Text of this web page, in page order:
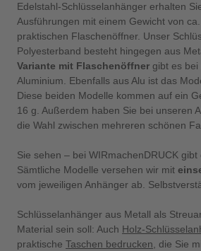
Edelstahl-Schlüsselanhänger erhalten
Ausführungen mit einem Gewicht von
praktischen Flaschenöffner. Unser
Polyesterband besteht hingegen aus
Variante mit Flaschenöffner gibt es bei
Aluminium. Ebenfalls aus Alu ist das
Diese beiden Modelle kommen auf ein
16 g. Außerdem haben Sie bei unseren
die Wahl zwischen mehreren schönen
Sie sehen – bei WIRmachenDRUCK
Sämtliche Modelle versehen wir mit
vom jeweiligen Anhänger ab.
Schlüsselanhänger aus Metall als
Material sein soll: Auch Holz-
praktische Taschen bedrucken , die Sie